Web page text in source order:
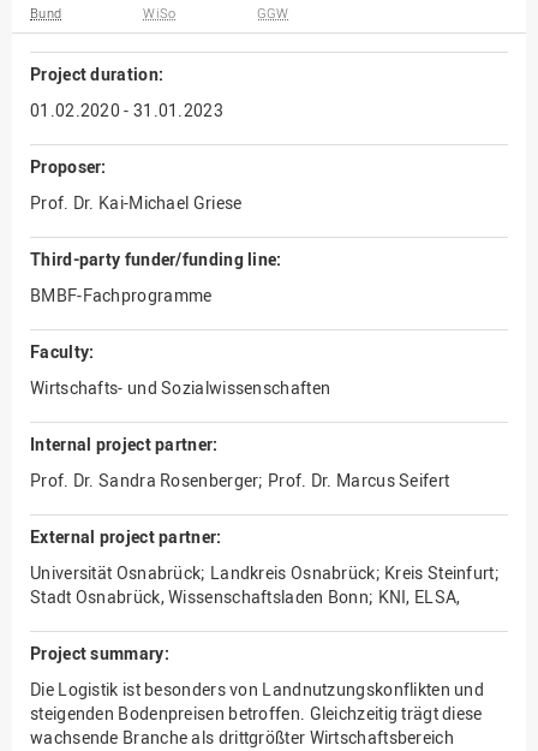
Bund WiSo GGW
Project duration:
01.02.2020 - 31.01.2023
Proposer:
Prof. Dr. Kai-Michael Griese
Third-party funder/funding line:
BMBF-Fachprogramme
Faculty:
Wirtschafts- und Sozialwissenschaften
Internal project partner:
Prof. Dr. Sandra Rosenberger; Prof. Dr. Marcus Seifert
External project partner:
Universität Osnabrück; Landkreis Osnabrück; Kreis Steinfurt;
Stadt Osnabrück, Wissenschaftsladen Bonn; KNI, ELSA,
Project summary:
Die Logistik ist besonders von Landnutzungskonflikten und
steigenden Bodenpreisen betroffen. Gleichzeitig trägt diese
wachsende Branche als drittgrößter Wirtschaftsbereich